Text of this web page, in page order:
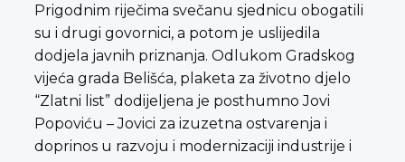
Prigodnim riječima svečanu sjednicu obogatili
su i drugi govornici, a potom je uslijedila
dodjela javnih priznanja. Odlukom Gradskog
vijeća grada Belišća, plaketa za životno djelo
“Zlatni list” dodijeljena je posthumno Jovi
Popoviću – Jovici za izuzetna ostvarenja i
doprinos u razvoju i modernizaciji industrije i